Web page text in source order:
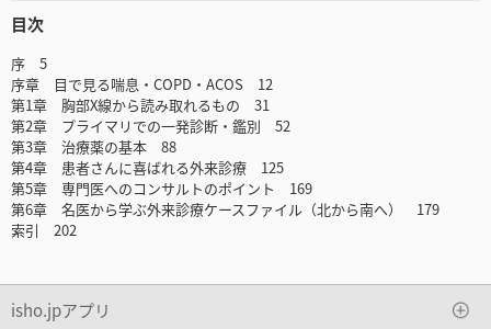
目次
序 5
序章 目で見る喘息・COPD・ACOS 12
第1章 胸部X線から読み取れるもの 31
第2章 プライマリでの一発診断・鑑別 52
第3章 治療薬の基本 88
第4章 患者さんに喜ばれる外来診療 125
第5章 専門医へのコンサルトのポイント 169
第6章 名医から学ぶ外来診療ケースファイル（北から南へ） 179
索引 202
isho.jpアプリ